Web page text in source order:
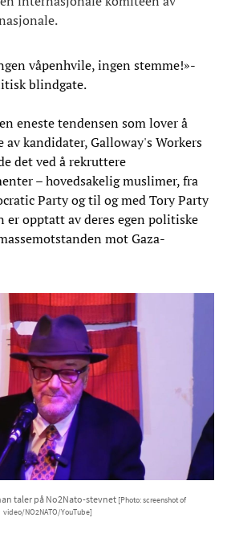
våpenhvile, ingen stemme!»-
blindgate.
eneste tendensen som lover å
kandidater, Galloway's Workers
det ved å rekruttere
– hovedsakelig muslimer, fra
Party og til og med Tory Party
er opptatt av deres egen politiske
mot Gaza-
taler på No2Nato-stevnet [Photo: screenshot of
video/NO2NATO/YouTube]